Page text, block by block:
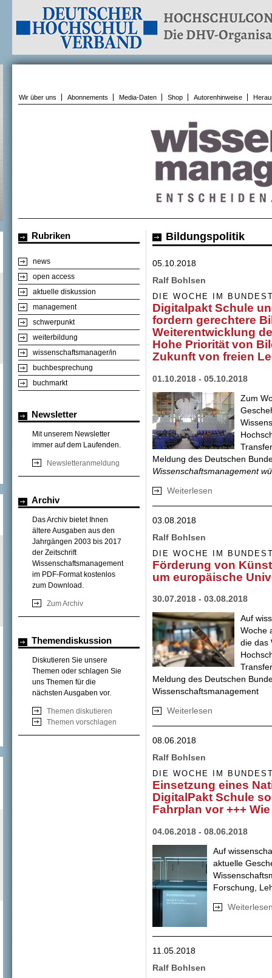
Wir über uns Abonnements Media-Daten Shop Autorenhinweise
Rubriken
news
open access
aktuelle diskussion
management
schwerpunkt
weiterbildung
wissenschaftsmanager/in
buchbesprechung
buchmarkt
Newsletter
Mit unserem Newsletter
immer auf dem Laufenden.
Newsletteranmeldung
Archiv
Das Archiv bietet Ihnen
ältere Ausgaben aus den
Jahrgängen 2003 bis 2017
der Zeitschrift
Wissenschaftsmanagement
im PDF-Format kostenlos
zum Download.
Zum Archiv
Themendiskussion
Diskutieren Sie unsere
Themen oder schlagen Sie
uns Themen für die
nächsten Ausgaben vor.
Themen diskutieren
Themen vorschlagen
Bildungspolitik
05.10.2018
Ralf Bohlsen
DIE WOCHE IM
Digitalpakt Schule
fordern gerechtere
Weiterentwicklung
Hohe Priorität von
Zukunft von freien
01.10.2018 - 05.10.2018
Zum
Meldung des Deutschen
Wissenschaftsmanagement
Weiterlesen
03.08.2018
Ralf Bohlsen
DIE WOCHE IM
Förderung von
um europäische
30.07.2018 - 03.08.2018
Auf
Woche
die das
Meldung des Deutschen
Wissenschaftsmanagement
Weiterlesen
08.06.2018
Ralf Bohlsen
DIE WOCHE IM
Einsetzung eines
DigitalPakt Schule
Fahrplan vor +++
04.06.2018 - 08.06.2018
Auf
aktuelle
Forschung,
11.05.2018
Ralf Bohlsen